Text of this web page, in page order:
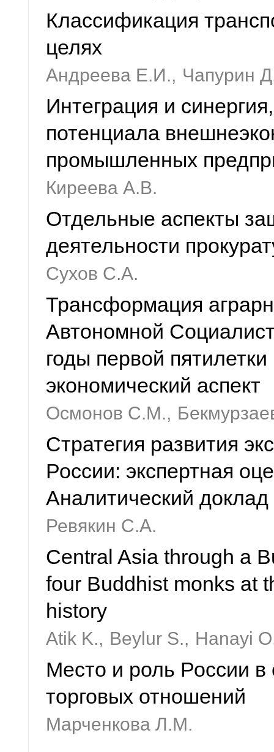
Классификация
целях
Андреева Е.И., Чапурин
Интеграция и
потенциала
промышленных
Киреева А.В.
Отдельные аспекты
деятельности
Сухов С.А.
Трансформация
Автономной
годы первой
экономический аспект
Осмонов С.М.,
Стратегия развития
России: экспертная
Аналитический доклад
Ревякин С.А.
Central Asia through a
four Buddhist monks at
history
Atik K., Beylur S., Hanayi
Место и роль России
торговых отношений
Марченкова Л.М.